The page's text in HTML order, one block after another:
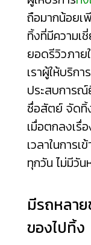
ถือมากน้อยเ
ทิ้งที่มีความ
ยอดรีวิวภา
เราผู้ให้บริก
ประสบการณ์
ซื่อสัตย์ จัดทิ้
เมื่อตกลงเรื่
เวลาในการ
ทุกวัน ไม่มีวั
มีรถหลา
ของไปทิ้ง